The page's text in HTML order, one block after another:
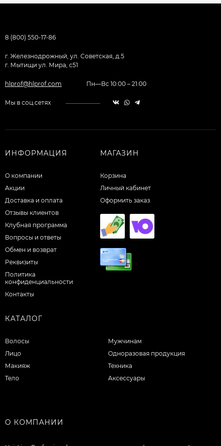
8 (800) 550-17-86
г. Железнодрожный, ул. Советская, д.5
г. Мытищи ул. Мира, с51
hlprof@hlprof.com Пн—Вс 10:00 – 21:00
Мы в соц.сетях
ИНФОРМАЦИЯ
О компании
Акции
Доставка и оплата
Отзывы клиентов
Клубная программа
Вопросы и ответы
Обмен и возврат
Реквизиты
Политика
конфиденциальности
Контакты
МАГАЗИН
Корзина
Личный кабинет
Оформить заказ
КАТАЛОГ
Волосы
Лицо
Макияж
Тело
Мужчинам
Одноразовая продукция
Техника
Аксессуары
О КОМПАНИИ